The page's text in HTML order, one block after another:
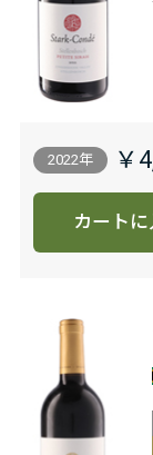
2022年 ￥
カート